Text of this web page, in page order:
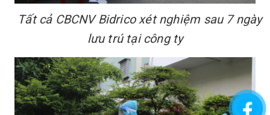
Tất cả CBCNV Bidrico xét nghiệm sau 7 ngày
lưu trú tại công ty